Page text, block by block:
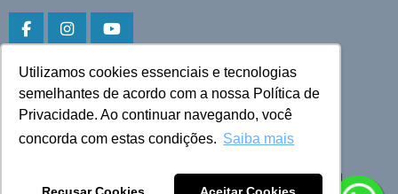
Utilizamos cookies essenciais e tecnologias
semelhantes de acordo com a nossa Política de
Privacidade. Ao continuar navegando, você
concorda com estas condições. Saiba mais
Faça download do aplicativo
Play Store e App Store
Todos os direitos reservados © 2025 Cruzeiro do Sul